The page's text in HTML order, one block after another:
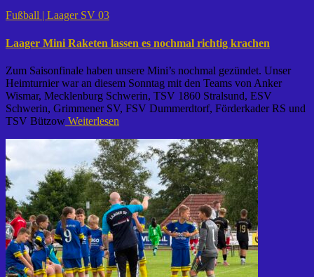
Fußball | Laager SV 03
Laager Mini Raketen lassen es nochmal richtig krachen
Zum Saisonfinale haben unsere Mini’s nochmal gezündet. Unser
Heimturnier war an diesem Sonntag mit den Teams von Anker
Wismar, Mecklenburg Schwerin, TSV 1860 Stralsund, ESV
Schwerin, Grimmener SV, FSV Dummerdtorf, Förderkader RS und
TSV Bützow Weiterlesen